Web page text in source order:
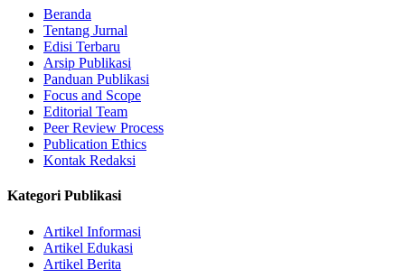
Beranda
Tentang Jurnal
Edisi Terbaru
Arsip Publikasi
Panduan Publikasi
Focus and Scope
Editorial Team
Peer Review Process
Publication Ethics
Kontak Redaksi
Kategori Publikasi
Artikel Informasi
Artikel Edukasi
Artikel Berita